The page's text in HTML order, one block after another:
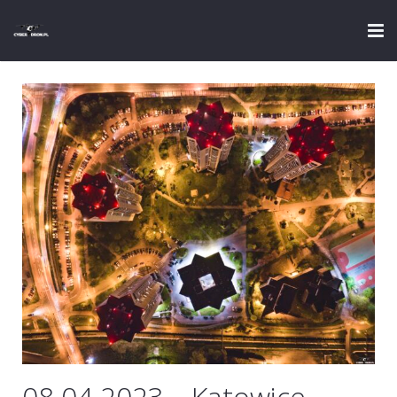
Strona główna
Oferta ślubna
Blog
Portfolio
Cennik
Oferta
Sprzęt
Zaufali mi